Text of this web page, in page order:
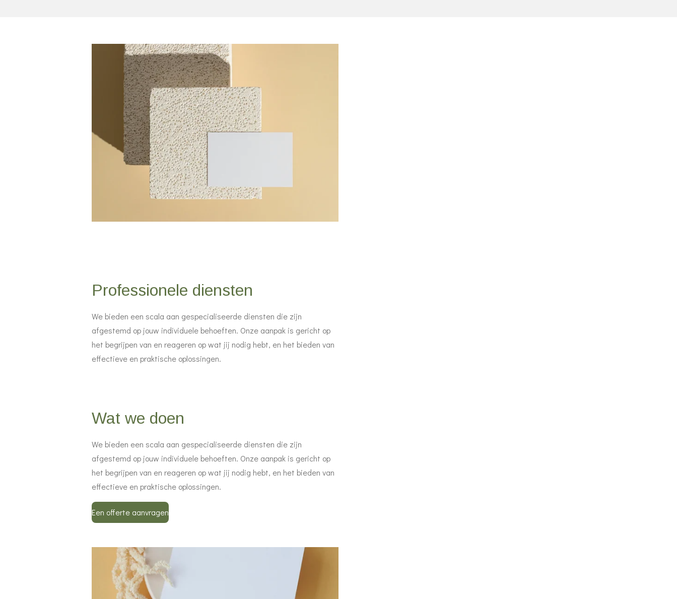
Professionele diensten
We bieden een scala aan gespecialiseerde diensten die zijn
afgestemd op jouw individuele behoeften. Onze aanpak is gericht op
het begrijpen van en reageren op wat jij nodig hebt, en het bieden van
effectieve en praktische oplossingen.
Wat we doen
We bieden een scala aan gespecialiseerde diensten die zijn
afgestemd op jouw individuele behoeften. Onze aanpak is gericht op
het begrijpen van en reageren op wat jij nodig hebt, en het bieden van
effectieve en praktische oplossingen.
Een offerte aanvragen